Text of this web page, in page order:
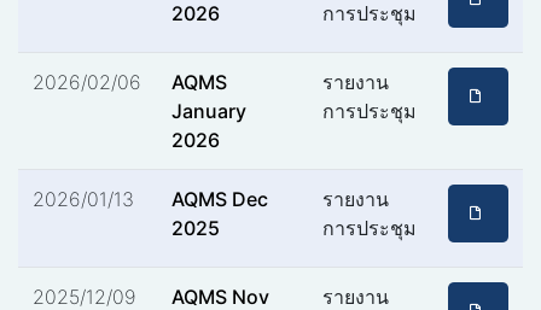
2026
การประชุม
2026/02/06
AQMS
January
2026
รายงาน
การประชุม
2026/01/13
AQMS Dec
2025
รายงาน
การประชุม
2025/12/09
AQMS Nov
รายงาน